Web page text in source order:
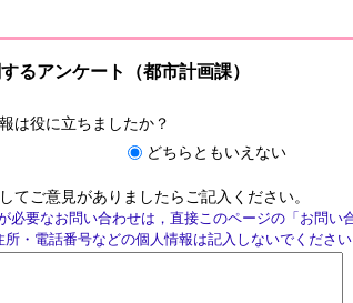
るアンケート（都市計画課）
は役に立ちましたか？
どちらともいえない
てご意見がありましたらご記入ください。
必要なお問い合わせは，直接このページの「お問
所・電話番号などの個人情報は記入しないでください